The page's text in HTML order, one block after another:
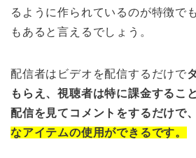
るように作られているのが特徴で
もあると言えるでしょう。
配信者はビデオを配信するだけで
もらえ、視聴者は特に課金するこ
配信を見てコメントをするだけで、
なアイテムの使用ができるです。